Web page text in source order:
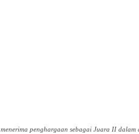
penghargaan sebagai Juara II